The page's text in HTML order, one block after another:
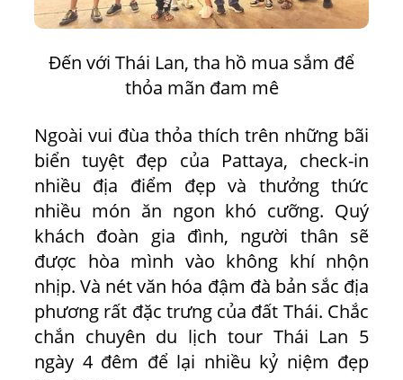
Đến với Thái Lan, tha hồ mua sắm để
thỏa mãn đam mê
Ngoài vui đùa thỏa thích trên những bãi
biển tuyệt đẹp của Pattaya, check-in
nhiều địa điểm đẹp và thưởng thức
nhiều món ăn ngon khó cưỡng. Quý
khách đoàn gia đình, người thân sẽ
được hòa mình vào không khí nhộn
nhịp. Và nét văn hóa đậm đà bản sắc địa
phương rất đặc trưng của đất Thái. Chắc
chắn chuyên du lịch tour Thái Lan 5
ngày 4 đêm để lại nhiều kỷ niệm đẹp